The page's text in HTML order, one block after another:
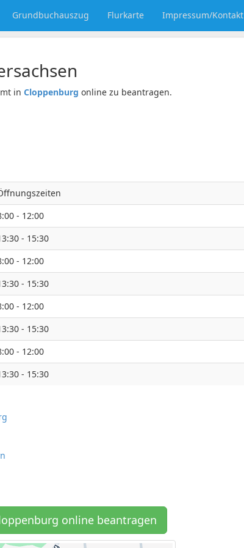
Grundbuchauszug Flurkarte Impressum/Kontakt
in Cloppenburg online zu beantragen.
- 12:00
- 15:30
- 12:00
- 15:30
- 12:00
- 15:30
- 12:00
- 15:30
online beantragen